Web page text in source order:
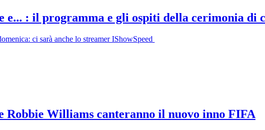
e... : il programma e gli ospiti della cerimonia di
ci sarà anche lo streamer IShowSpeed
Robbie Williams canteranno il nuovo inno FIFA